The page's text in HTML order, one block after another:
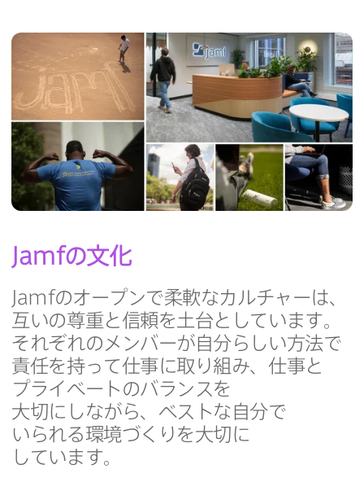
Jamfの​文化
Jamfの​オープンで​柔軟な​カルチャーは、​
互いの​尊重と​信頼を​土台と​しています。​
それぞれの​メンバーが​自分らしい​方​法で​
責任を​持って仕事に​取り組み、​仕事と​
プライベートの​バランスを​
大切にしながら、​ベストな​自分で​
いられる​環境づくりを​大切に​
しています。